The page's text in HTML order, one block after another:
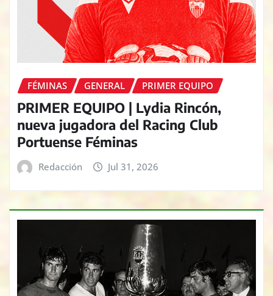
FÉMINAS GENERAL PRIMER EQUIPO
PRIMER EQUIPO | Lydia Rincón,
nueva jugadora del Racing Club
Portuense Féminas
Redacción Jul 31, 2026